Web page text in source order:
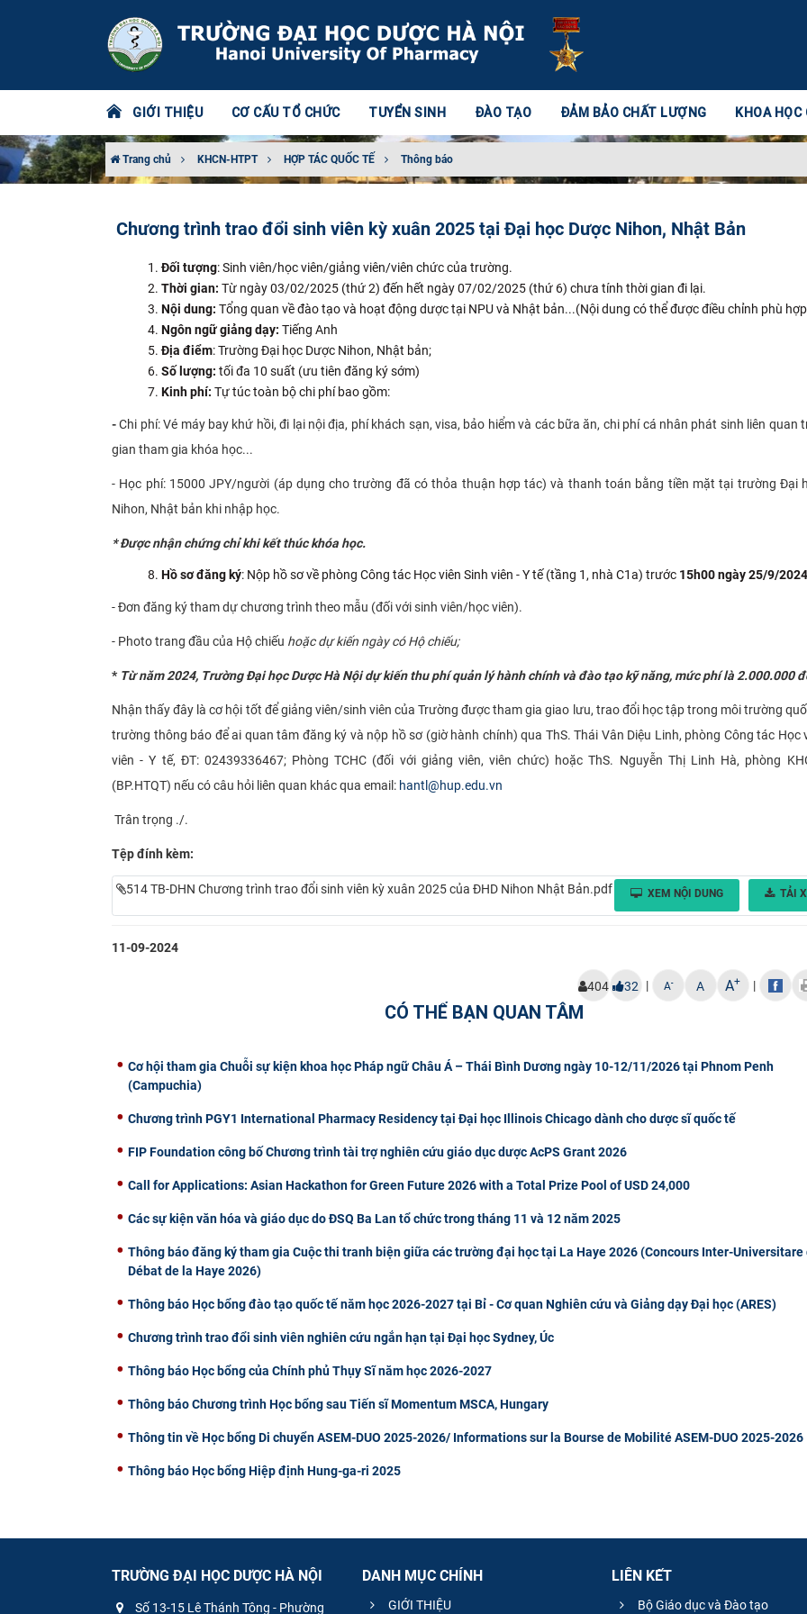
GIỚI THIỆU CƠ CẤU TỔ CHỨC TUYỂN SINH ĐÀO TẠO ĐẢM BẢO CHẤT LƯỢNG KHOA HỌC
Trang chủ KHCN-HTPT HỢP TÁC QUỐC TẾ Thông báo
Chương trình trao đổi sinh viên kỳ xuân 2025 tại Đại học Dược Nihon, Nhật Bản
Đối tượng: Sinh viên/học viên/giảng viên/viên chức của trường.
Thời gian: Từ ngày 03/02/2025 (thứ 2) đến hết ngày 07/02/2025 (thứ 6) chưa tính thời gian đi lại.
Nội dung: Tổng quan về đào tạo và hoạt động dược tại NPU và Nhật bản...(Nội dung có thể được điều chỉnh phù
Ngôn ngữ giảng dạy: Tiếng Anh
Địa điểm: Trường Đại học Dược Nihon, Nhật bản;
Số lượng: tối đa 10 suất (ưu tiên đăng ký sớm)
Kinh phí: Tự túc toàn bộ chi phí bao gồm:
-Chi phí: Vé máy bay khứ hồi, đi lại nội địa, phí khách sạn, visa, bảo hiểm và các bữa ăn, chi phí cá nhân phát sinh liên quan
gian tham gia khóa học...
- Học phí: 15000 JPY/người (áp dụng cho trường đã có thỏa thuận hợp tác) và thanh toán bằng tiền mặt tại trường Đại
Nihon, Nhật bản khi nhập học.
* Được nhận chứng chỉ khi kết thúc khóa học.
Hồ sơ đăng ký: Nộp hồ sơ về phòng Công tác Học viên Sinh viên - Y tế (tầng 1, nhà C1a) trước 15h00 ngày 25/9/
- Đơn đăng ký tham dự chương trình theo mẫu (đối với sinh viên/học viên).
- Photo trang đầu của Hộ chiếu hoặc dự kiến ngày có Hộ chiếu;
* Từ năm 2024, Trường Đại học Dược Hà Nội dự kiến thu phí quản lý hành chính và đào tạo kỹ năng, mức phí là 2.000.000
Nhận thấy đây là cơ hội tốt để giảng viên/sinh viên của Trường được tham gia giao lưu, trao đổi học tập trong môi trường
trường thông báo để ai quan tâm đăng ký và nộp hồ sơ (giờ hành chính) qua ThS. Thái Vân Diệu Linh, phòng Công tác Học
viên - Y tế, ĐT: 02439336467; Phòng TCHC (đối với giảng viên, viên chức) hoặc ThS. Nguyễn Thị Linh Hà, phòng
(BP.HTQT) nếu có câu hỏi liên quan khác qua email: hantl@hup.edu.vn
Trân trọng ./.
Tệp đính kèm:
514 TB-DHN Chương trình trao đổi sinh viên kỳ xuân 2025 của ĐHD Nihon Nhật Bản.pdf XEM NỘI DUNG TẢI
11-09-2024
404 32 | A- A A+ |
CÓ THỂ BẠN QUAN TÂM
Cơ hội tham gia Chuỗi sự kiện khoa học Pháp ngữ Châu Á – Thái Bình Dương ngày 10-12/11/2026 tại Phnom Penh
(Campuchia)
Chương trình PGY1 International Pharmacy Residency tại Đại học Illinois Chicago dành cho dược sĩ quốc tế
FIP Foundation công bố Chương trình tài trợ nghiên cứu giáo dục dược AcPS Grant 2026
Call for Applications: Asian Hackathon for Green Future 2026 with a Total Prize Pool of USD 24,000
Các sự kiện văn hóa và giáo dục do ĐSQ Ba Lan tổ chức trong tháng 11 và 12 năm 2025
Thông báo đăng ký tham gia Cuộc thi tranh biện giữa các trường đại học tại La Haye 2026 (Concours Inter-Universitare
Débat de la Haye 2026)
Thông báo Học bổng đào tạo quốc tế năm học 2026-2027 tại Bỉ - Cơ quan Nghiên cứu và Giảng dạy Đại học (ARES)
Chương trình trao đổi sinh viên nghiên cứu ngắn hạn tại Đại học Sydney, Úc
Thông báo Học bổng của Chính phủ Thụy Sĩ năm học 2026-2027
Thông báo Chương trình Học bổng sau Tiến sĩ Momentum MSCA, Hungary
Thông tin về Học bổng Di chuyển ASEM-DUO 2025-2026/ Informations sur la Bourse de Mobilité ASEM-DUO 2025-2026
Thông báo Học bổng Hiệp định Hung-ga-ri 2025
TRƯỜNG ĐẠI HỌC DƯỢC HÀ NỘI
Số 13-15 Lê Thánh Tông - Phường
DANH MỤC CHÍNH
GIỚI THIỆU
LIÊN KẾT
Bộ Giáo dục và Đào tạo